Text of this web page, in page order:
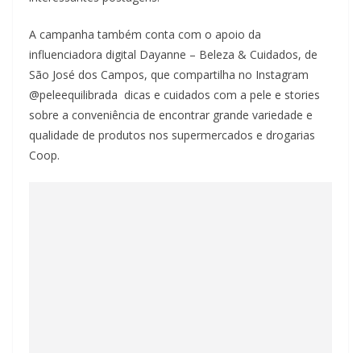
A campanha também conta com o apoio da
influenciadora digital Dayanne – Beleza & Cuidados, de
São José dos Campos, que compartilha no Instagram
@peleequilibrada dicas e cuidados com a pele e stories
sobre a conveniência de encontrar grande variedade e
qualidade de produtos nos supermercados e drogarias
Coop.